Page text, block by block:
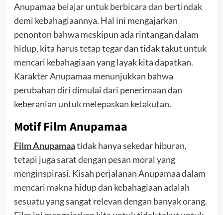
Anupamaa belajar untuk berbicara dan bertindak
demi kebahagiaannya. Hal ini mengajarkan
penonton bahwa meskipun ada rintangan dalam
hidup, kita harus tetap tegar dan tidak takut untuk
mencari kebahagiaan yang layak kita dapatkan.
Karakter Anupamaa menunjukkan bahwa
perubahan diri dimulai dari penerimaan dan
keberanian untuk melepaskan ketakutan.
Motif Film Anupamaa
Film Anupamaatidak hanya sekedar hiburan,
tetapi juga sarat dengan pesan moral yang
menginspirasi. Kisah perjalanan Anupamaa dalam
mencari makna hidup dan kebahagiaan adalah
sesuatu yang sangat relevan dengan banyak orang.